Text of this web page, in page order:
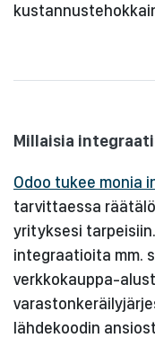
Millaisia
Odoo tukee monia
tarvittaessa
yrityksesi
integraatioita mm.
verkkokauppa-
lähdekoodin